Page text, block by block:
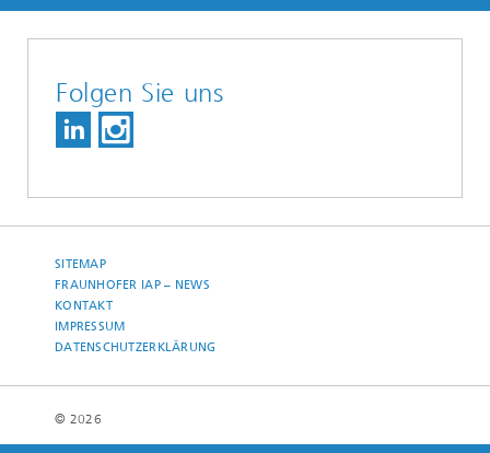
Folgen Sie uns
SITEMAP
FRAUNHOFER IAP – NEWS
KONTAKT
IMPRESSUM
DATENSCHUTZERKLÄRUNG
© 2026